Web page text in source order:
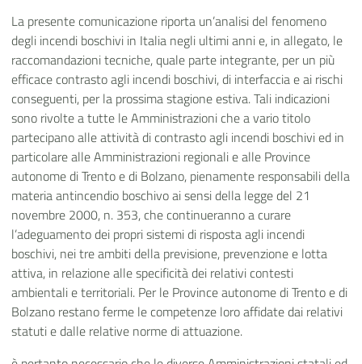
La presente comunicazione riporta un’analisi del fenomeno
degli incendi boschivi in Italia negli ultimi anni e, in allegato, le
raccomandazioni tecniche, quale parte integrante, per un più
efficace contrasto agli incendi boschivi, di interfaccia e ai rischi
conseguenti, per la prossima stagione estiva. Tali indicazioni
sono rivolte a tutte le Amministrazioni che a vario titolo
partecipano alle attività di contrasto agli incendi boschivi ed in
particolare alle Amministrazioni regionali e alle Province
autonome di Trento e di Bolzano, pienamente responsabili della
materia antincendio boschivo ai sensi della legge del 21
novembre 2000, n. 353, che continueranno a curare
l’adeguamento dei propri sistemi di risposta agli incendi
boschivi, nei tre ambiti della previsione, prevenzione e lotta
attiva, in relazione alle specificità dei relativi contesti
ambientali e territoriali. Per le Province autonome di Trento e di
Bolzano restano ferme le competenze loro affidate dai relativi
statuti e dalle relative norme di attuazione.